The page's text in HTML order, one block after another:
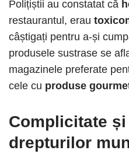
Polițiștii au constatat că
restaurantul, erau
câștigați pentru a-și
produsele sustrase se
magazinele preferate
cele cu produse
Complicitate
drepturilor